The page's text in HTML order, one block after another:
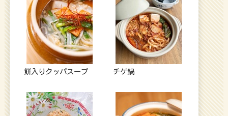
餅入りクッパスープ チゲ鍋